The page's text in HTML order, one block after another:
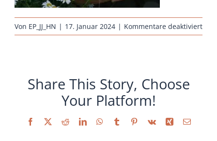
Sonstiges
Von EP_JJ_HN | 17. Januar 2024 | Kommentare deaktiviertfür
Share This Story, Choose
Your Platform!
Facebook
X RedditLinkedInWhatsApp
TumblrPinterest
Vk Xing E-